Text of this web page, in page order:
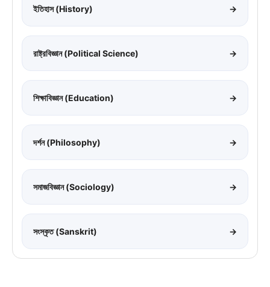
ইতিহাস (History) →
রাষ্ট্রবিজ্ঞান (Political Science) →
শিক্ষাবিজ্ঞান (Education) →
দর্শন (Philosophy) →
সমাজবিজ্ঞান (Sociology) →
সংস্কৃত (Sanskrit) →